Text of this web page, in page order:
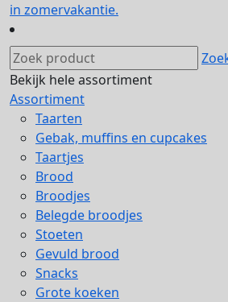
in zomervakantie.
Bekijk hele assortiment
Assortiment
Taarten
Gebak, muffins en cupcakes
Taartjes
Brood
Broodjes
Belegde broodjes
Stoeten
Gevuld brood
Snacks
Grote koeken